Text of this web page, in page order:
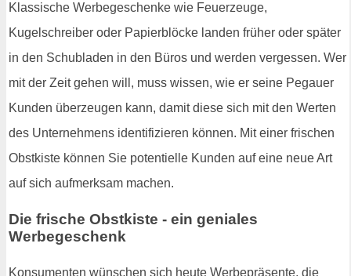
Klassische Werbegeschenke wie Feuerzeuge,
Kugelschreiber oder Papierblöcke landen früher oder später
in den Schubladen in den Büros und werden vergessen. Wer
mit der Zeit gehen will, muss wissen, wie er seine Pegauer
Kunden überzeugen kann, damit diese sich mit den Werten
des Unternehmens identifizieren können. Mit einer frischen
Obstkiste können Sie potentielle Kunden auf eine neue Art
auf sich aufmerksam machen.
Die frische Obstkiste - ein geniales
Werbegeschenk
Konsumenten wünschen sich heute Werbepräsente, die